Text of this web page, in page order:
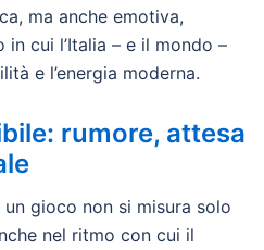
ma anche emotiva,
cui l’Italia – e il mondo –
e l’energia moderna.
rumore, attesa
gioco non si misura solo
nel ritmo con cui il